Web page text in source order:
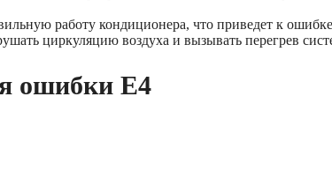
работу кондиционера, что приведет к
циркуляцию воздуха и вызывать перегрев
ошибки E4